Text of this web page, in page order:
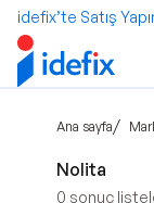
idefix’te Satış
Ana sayfa/
Nolita
0 sonuç